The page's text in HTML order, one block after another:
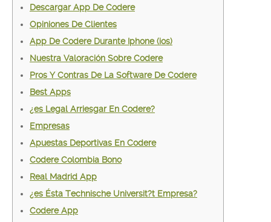
Descargar App De Codere
Opiniones De Clientes
App De Codere Durante Iphone (ios)
Nuestra Valoración Sobre Codere
Pros Y Contras De La Software De Codere
Best Apps
¿es Legal Arriesgar En Codere?
Empresas
Apuestas Deportivas En Codere
Codere Colombia Bono
Real Madrid App
¿es Ésta Technische Universit?t Empresa?
Codere App